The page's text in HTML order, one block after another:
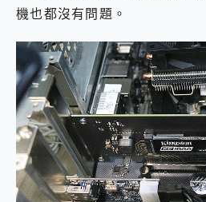
機也都沒有問題。